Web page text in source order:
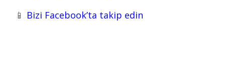
📱 Bizi Facebook’ta takip edin